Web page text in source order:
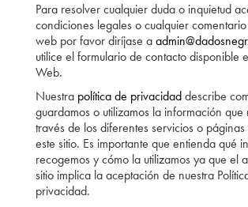
Para resolver cualquier duda o inquietud
condiciones legales o cualquier
web por favor diríjase a
utilice el formulario de contacto disponible
Web.
Nuestra política de privacidaddescribe
guardamos o utilizamos la información
través de los diferentes servicios o
este sitio. Es importante que entienda qué
recogemos y cómo la utilizamos ya que el
sitio implica la aceptación de nuestra
privacidad.